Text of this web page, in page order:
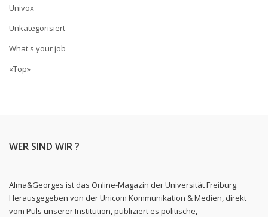
Univox
Unkategorisiert
What's your job
«Top»
WER SIND WIR ?
Alma&Georges ist das Online-Magazin der Universität Freiburg.
Herausgegeben von der Unicom Kommunikation & Medien, direkt
vom Puls unserer Institution, publiziert es politische,